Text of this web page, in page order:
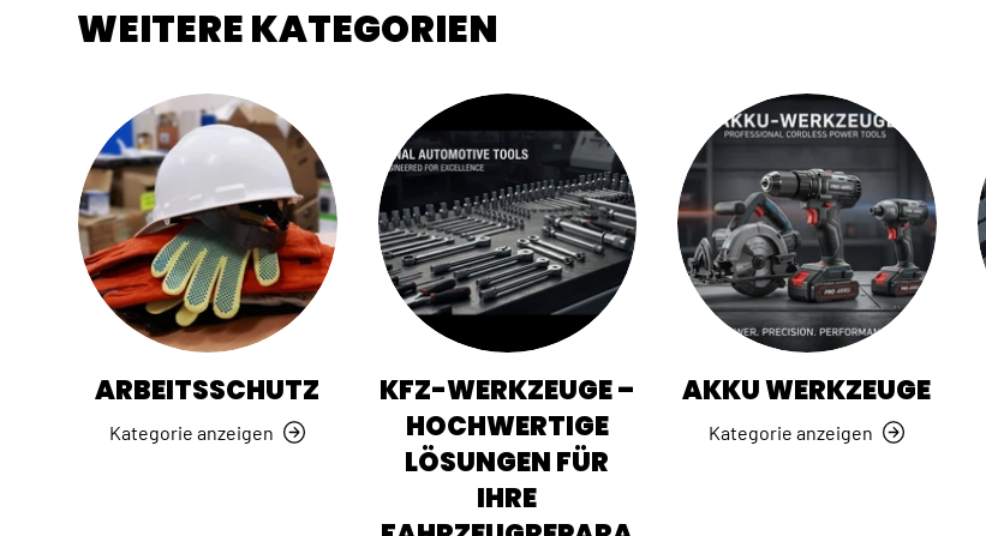
WEITERE KATEGORIEN
ARBEITSSCHUTZ
Kategorie anzeigen
KFZ-WERKZEUGE –
HOCHWERTIGE
LÖSUNGEN FÜR
IHRE
AKKU WERKZEUGE
Kategorie anzeigen